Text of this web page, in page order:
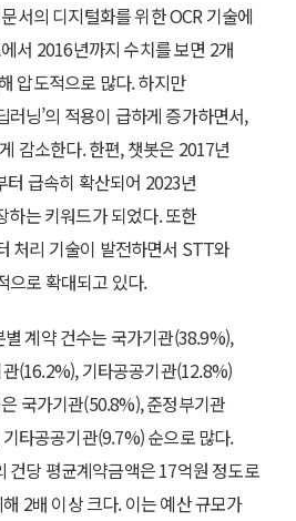
서의 디지털화를 위한 OCR 기술에
서 2016년까지 수치를 보면 2개
압도적으로 많다. 하지만
러닝’의 적용이 급하게 증가하면서,
감소한다. 한편, 챗봇은 2017년
급속히 확산되어 2023년
는 키워드가 되었다. 또한
처리 기술이 발전하면서 STT와
으로 확대되고 있다.
계약 건수는 국가기관(38.9%),
(16.2%), 기타공공기관(12.8%)
국가기관(50.8%), 준정부기관
타공공기관(9.7%) 순으로 많다.
건당 평균계약금액은 17억원 정도로
2배 이상 크다. 이는 예산 규모가